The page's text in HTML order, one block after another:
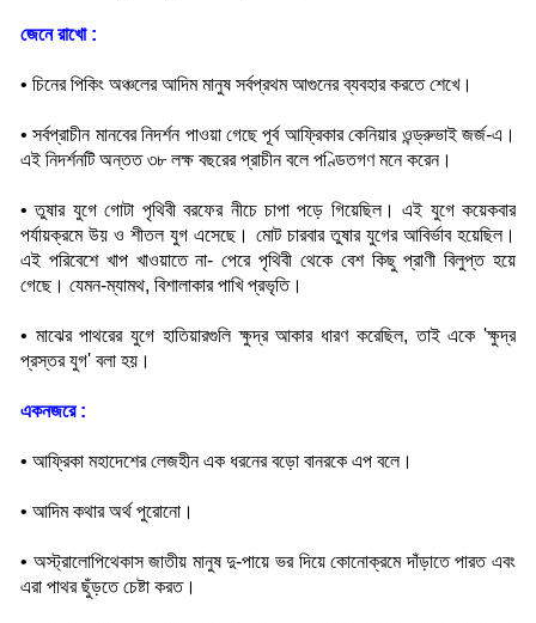
জেনে রাখো :
• চিনের পিকিং অঞ্চলের আদিম মানুষ সর্বপ্রথম আগুনের ব্যবহার করতে শেখে।
•সর্বপ্রাচীন মানবের নিদর্শন পাওয়া গেছে পূর্ব আফ্রিকার কেনিয়ার ওন্ড্রুভাই জর্জ-এ।
এই নিদর্শনটি অন্তত ৩৮ লক্ষ বছরের প্রাচীন বলে পণ্ডিতগণ মনে করেন।
•তুষার যুগে গোটা পৃথিবী বরফের নীচে চাপা পড়ে গিয়েছিল। এই যুগে কয়েকবার
পর্যায়ক্রমে উয় ও শীতল যুগ এসেছে। মোট চারবার তুষার যুগের আবির্ভাব হয়েছিল।
এই পরিবেশে খাপ খাওয়াতে না- পেরে পৃথিবী থেকে বেশ কিছু প্রাণী বিলুপ্ত হয়ে
গেছে। যেমন-ম্যামথ, বিশালাকার পাখি প্রভৃতি।
• মাঝের পাথরের যুগে হাতিয়ারগুলি ক্ষুদ্র আকার ধারণ করেছিল,তাই একে'ক্ষুদ্র
প্রস্তর যুগ' বলা হয় ।
একনজরে :
• আফ্রিকা মহাদেশের লেজহীন এক ধরনের বড়ো বানরকে এপ বলে।
• আদিম কথার অর্থ পুরোনো ।
• অস্ট্রালোপিথেকাস জাতীয় মানুষ দু-পায়ে ভর দিয়ে কোনোক্রমে দাঁড়াতে পারত এবং
এরা পাথর ছুঁড়তে চেষ্টা করত।